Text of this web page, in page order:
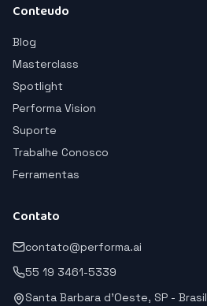
Conteudo
Blog
Masterclass
Spotlight
Performa Vision
Suporte
Trabalhe Conosco
Ferramentas
Contato
contato@performa.ai
55 19 3461-5339
Santa Barbara d'Oeste, SP - Brasil